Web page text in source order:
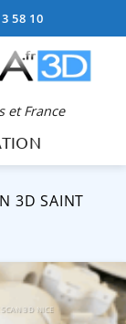
58 10
et France
3D SAINT
SCAN 3D NICE